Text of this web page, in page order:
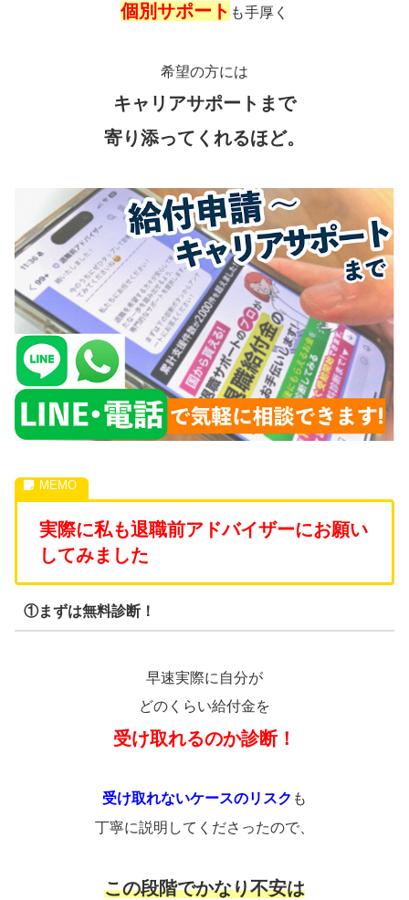
個別サポート も手厚く
希望の方には
キャリアサポートまで
寄り添ってくれるほど。
実際に私も退職前アドバイザーにお願い
してみました
①まずは無料診断！
早速実際に自分が
どのくらい給付金を
受け取れるのか診断！
受け取れないケースのリスク も
丁寧に説明してくださったので、
この段階でかなり不安は